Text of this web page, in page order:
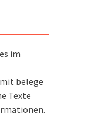
im
belege
Texte